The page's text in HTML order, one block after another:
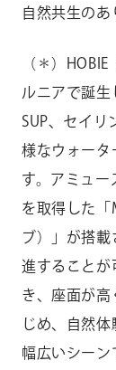
自然共生のあ
（＊）
ルニアで誕生
SUP、セイリ
様なウォータ
す。アミュー
を取得した「
ブ）」が搭
進することが
き、座面が高
じめ、自然
幅広いシーン